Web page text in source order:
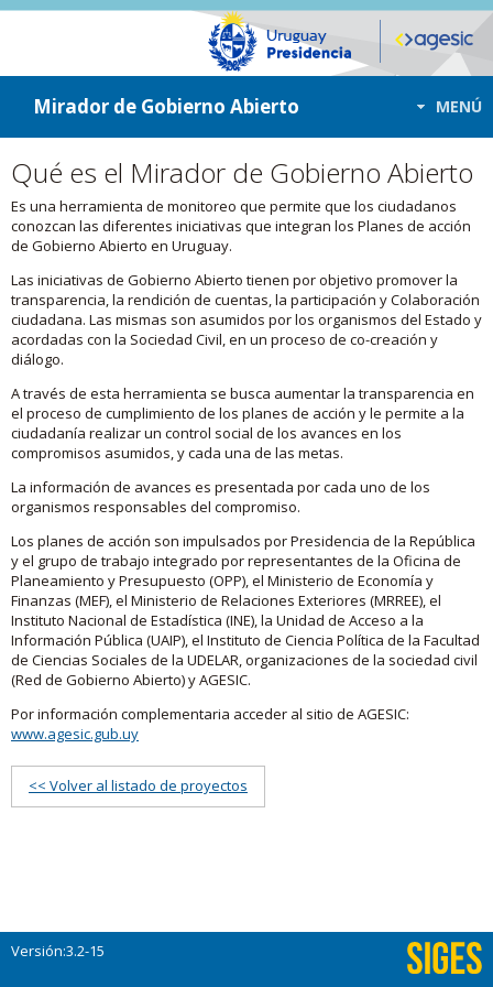
ir a contenido
ir al menú
Mirador de Gobierno Abierto MENÚ
Qué es el Mirador de Gobierno Abierto
Es una herramienta de monitoreo que permite que los ciudadanos
conozcan las diferentes iniciativas que integran los Planes de acción
de Gobierno Abierto en Uruguay.
Las iniciativas de Gobierno Abierto tienen por objetivo promover la
transparencia, la rendición de cuentas, la participación y Colaboración
ciudadana. Las mismas son asumidos por los organismos del Estado y
acordadas con la Sociedad Civil, en un proceso de co-creación y
diálogo.
A través de esta herramienta se busca aumentar la transparencia en
el proceso de cumplimiento de los planes de acción y le permite a la
ciudadanía realizar un control social de los avances en los
compromisos asumidos, y cada una de las metas.
La información de avances es presentada por cada uno de los
organismos responsables del compromiso.
Los planes de acción son impulsados por Presidencia de la República
y el grupo de trabajo integrado por representantes de la Oficina de
Planeamiento y Presupuesto (OPP), el Ministerio de Economía y
Finanzas (MEF), el Ministerio de Relaciones Exteriores (MRREE), el
Instituto Nacional de Estadística (INE), la Unidad de Acceso a la
Información Pública (UAIP), el Instituto de Ciencia Política de la Facultad
de Ciencias Sociales de la UDELAR, organizaciones de la sociedad civil
(Red de Gobierno Abierto) y AGESIC.
Por información complementaria acceder al sitio de AGESIC:
www.agesic.gub.uy
<< Volver al listado de proyectos
Versión:3.2-15